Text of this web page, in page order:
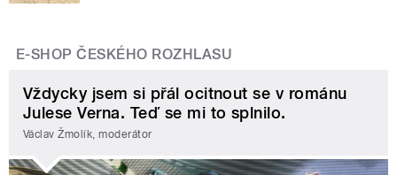
E-SHOP ČESKÉHO ROZHLASU
Vždycky jsem si přál ocitnout se v románu
Julese Verna. Teď se mi to splnilo.
Václav Žmolík, moderátor